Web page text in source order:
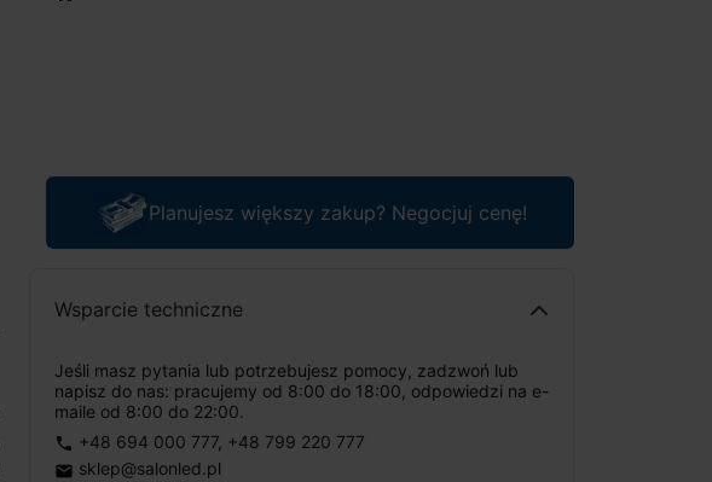
Planujesz większy zakup? Negocjuj cenę!
Wsparcie techniczne
Jeśli masz pytania lub potrzebujesz pomocy, zadzwoń lub
napisz do nas: pracujemy od 8:00 do 18:00, odpowiedzi na e-
maile od 8:00 do 22:00.
phone +48 694 000 777, +48 799 220 777
email sklep@salonled.pl